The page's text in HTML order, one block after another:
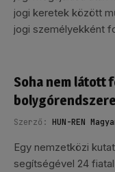
jogi keretek között
jogi személyekként
Soha nem látott
Szerző: HUN-REN
Egy nemzetközi
segítségével 24